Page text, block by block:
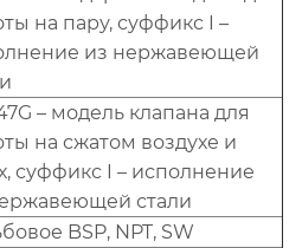
на пару, суффикс I –
из нержавеющей
– модель клапана для
на сжатом воздухе и
суффикс I – исполнение
стали
BSP, NPT, SW